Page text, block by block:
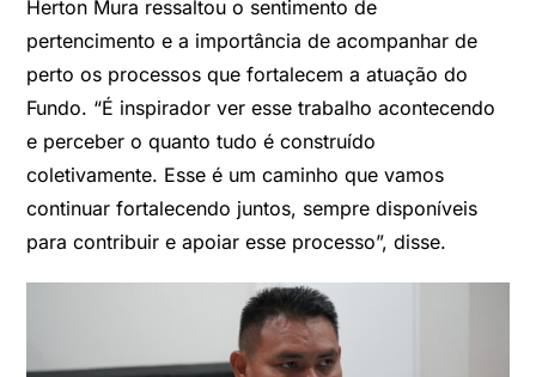
Herton Mura ressaltou o sentimento de
pertencimento e a importância de acompanhar de
perto os processos que fortalecem a atuação do
Fundo. “É inspirador ver esse trabalho acontecendo
e perceber o quanto tudo é construído
coletivamente. Esse é um caminho que vamos
continuar fortalecendo juntos, sempre disponíveis
para contribuir e apoiar esse processo”, disse.